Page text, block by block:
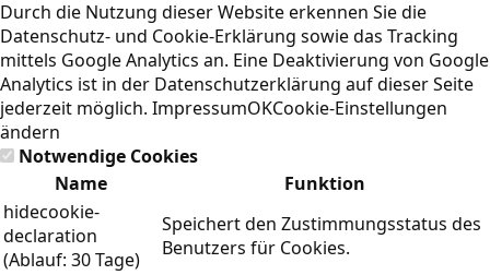
Durch die Nutzung dieser Website erkennen Sie die
Datenschutz- und Cookie-Erklärung sowie das Tracking
mittels Google Analytics an. Eine Deaktivierung von Google
Analytics ist in der Datenschutzerklärung auf dieser Seite
jederzeit möglich. ImpressumOKCookie-Einstellungen
ändern
Notwendige Cookies
Name
Funktion
hidecookie-
declaration
(Ablauf: 30 Tage)
Speichert den Zustimmungsstatus des
Benutzers für Cookies.